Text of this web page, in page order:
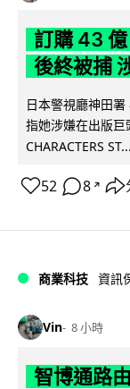
訂購 43
後終被捕
日本警視廳神田
指她涉嫌在出版巨
CHARACTERS ST...
52 8 ↗
商業科技 資訊
Vin 8 小時
智博通路